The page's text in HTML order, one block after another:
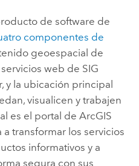
de software de
componentes de
geoespacial de
web de SIG
, y la ubicación principal
visualicen y trabajen
es el portal de ArcGIS
a transformar los servicios
informativos y a
segura con sus